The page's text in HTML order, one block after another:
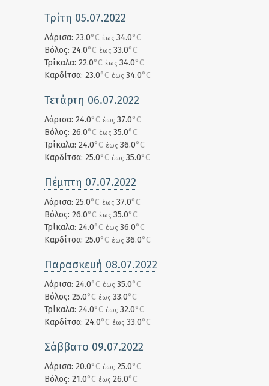
Τρίτη 05.07.2022
Λάρισα: 23.0°C έως 34.0°C
Βόλος: 24.0°C έως 33.0°C
Τρίκαλα: 22.0°C έως 34.0°C
Καρδίτσα: 23.0°C έως 34.0°C
Τετάρτη 06.07.2022
Λάρισα: 24.0°C έως 37.0°C
Βόλος: 26.0°C έως 35.0°C
Τρίκαλα: 24.0°C έως 36.0°C
Καρδίτσα: 25.0°C έως 35.0°C
Πέμπτη 07.07.2022
Λάρισα: 25.0°C έως 37.0°C
Βόλος: 26.0°C έως 35.0°C
Τρίκαλα: 24.0°C έως 36.0°C
Καρδίτσα: 25.0°C έως 36.0°C
Παρασκευή 08.07.2022
Λάρισα: 24.0°C έως 35.0°C
Βόλος: 25.0°C έως 33.0°C
Τρίκαλα: 24.0°C έως 32.0°C
Καρδίτσα: 24.0°C έως 33.0°C
Σάββατο 09.07.2022
Λάρισα: 20.0°C έως 25.0°C
Βόλος: 21.0°C έως 26.0°C